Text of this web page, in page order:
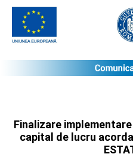
Finalizare
capital de lucru